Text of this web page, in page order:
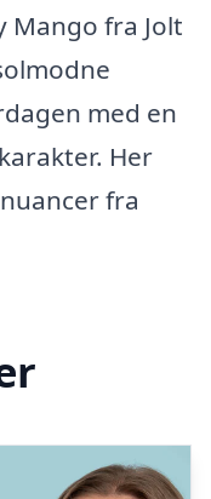
Mango fra Jolt
med en
Her
fra